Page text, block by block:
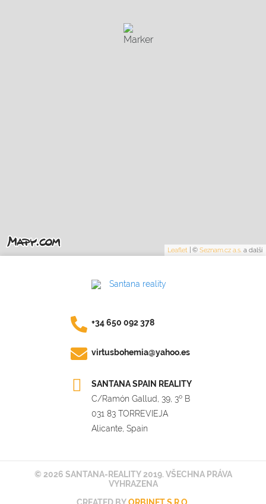
Leaflet ©Seznam.cz a.s. a další
+34 650 092 378
virtusbohemia@yahoo.es
SANTANA SPAIN REALITY
C/Ramón Gallud, 39, 3º B
031 83 TORREVIEJA
Alicante, Spain
© 2026 SANTANA-REALITY 2019. VŠECHNA PRÁVA
VYHRAZENA